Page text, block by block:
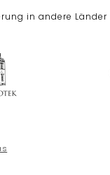
in andere Länder